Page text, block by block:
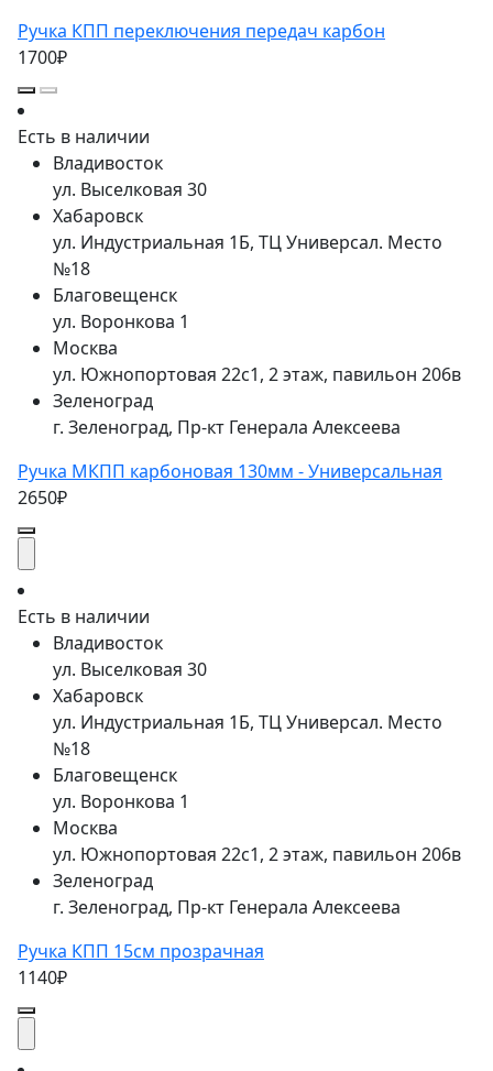
Ручка КПП переключения передач карбон
1700₽
Есть в наличии
Владивосток
ул. Выселковая 30
Хабаровск
ул. Индустриальная 1Б, ТЦ Универсал. Место
№18
Благовещенск
ул. Воронкова 1
Москва
ул. Южнопортовая 22с1, 2 этаж, павильон 206в
Зеленоград
г. Зеленоград, Пр-кт Генерала Алексеева
Ручка МКПП карбоновая 130мм - Универсальная
2650₽
Есть в наличии
Владивосток
ул. Выселковая 30
Хабаровск
ул. Индустриальная 1Б, ТЦ Универсал. Место
№18
Благовещенск
ул. Воронкова 1
Москва
ул. Южнопортовая 22с1, 2 этаж, павильон 206в
Зеленоград
г. Зеленоград, Пр-кт Генерала Алексеева
Ручка КПП 15см прозрачная
1140₽